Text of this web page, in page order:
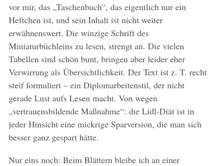
vor mir, das „Taschenbuch“, das eigentlich nur ein
Heftchen ist, und sein Inhalt ist nicht weiter
erwähnenswert. Die winzige Schrift des
Miniaturbüchleins zu lesen, strengt an. Die vielen
Tabellen sind schön bunt, bringen aber leider eher
Verwirrung als Übersichtlichkeit. Der Text ist z. T. recht
steif formuliert – ein Diplomarbeitenstil, der nicht
gerade Lust aufs Lesen macht. Von wegen
„vertrauensbildende Maßnahme“: die Lidl-Diät ist in
jeder Hinsicht eine mickrige Sparversion, die man sich
besser ganz gespart hätte.
Nur eins noch: Beim Blättern bleibe ich an einer